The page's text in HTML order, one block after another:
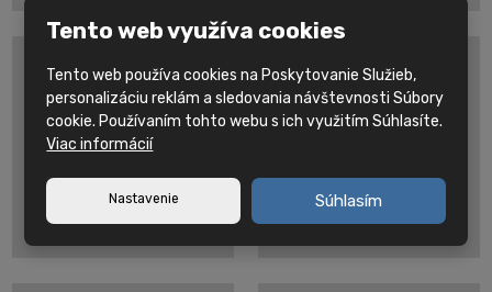
Tento web využíva cookies
Tento web používa cookies na Poskytovanie Služieb,
personalizáciu reklám a sledovania návštevnosti Súbory
cookie. Používaním tohto webu s ich využitím Súhlasíte.
Viac informácií
Nastavenie Súhlasím